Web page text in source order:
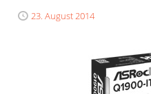
23. August 2014